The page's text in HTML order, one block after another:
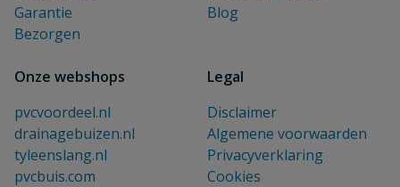
Garantie
Bezorgen
Blog
Onze webshops
pvcvoordeel.nl
drainagebuizen.nl
tyleenslang.nl
pvcbuis.com
Legal
Disclaimer
Algemene voorwaarden
Privacyverklaring
Cookies